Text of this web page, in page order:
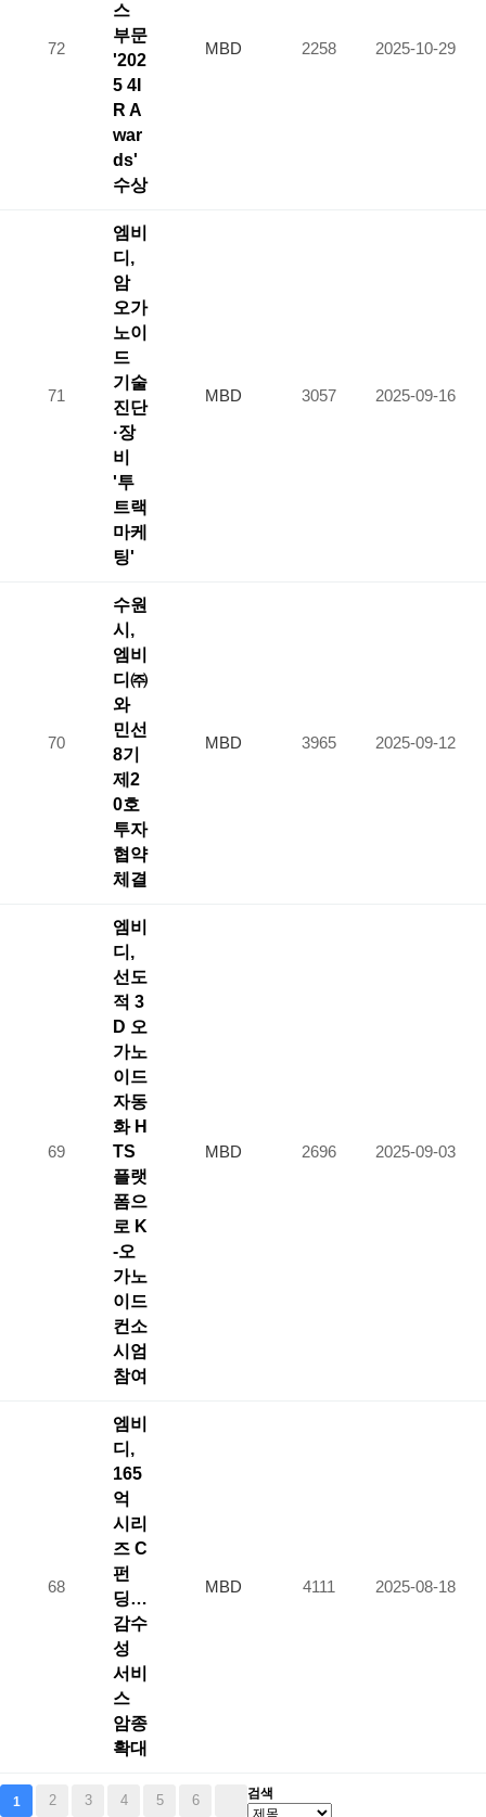
72
스
부문
'202
5 4I
R A
war
ds'
수상
MBD 2258 2025-10-29
71
엠비
디,
암
오가
노이
드
기술
진단
·장
비
'투
트랙
마케
팅'
MBD 3057 2025-09-16
70
수원
시,
엠비
디㈜
와
민선
8기
제2
0호
투자
협약
체결
MBD 3965 2025-09-12
69
엠비
디,
선도
적 3
D 오
가노
이드
자동
화 H
TS
플랫
폼으
로 K
-오
가노
이드
컨소
시엄
참여
MBD 2696 2025-09-03
68
엠비
디,
165
억
시리
즈 C
펀
딩…
감수
성
서비
스
암종
확대
MBD 4111 2025-08-18
1 2 3 4 5 6 검색